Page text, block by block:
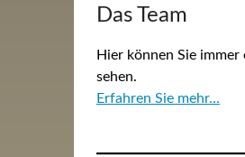
Das Team
Hier können Sie
sehen.
Erfahren Sie mehr…